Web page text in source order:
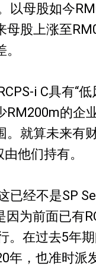
以母股如今
母股上涨至
i C具有“
RM200m的企
。就算未来有
他们持有。
已经不是SP
因为前面已有
。在过去5年
年，也准时派